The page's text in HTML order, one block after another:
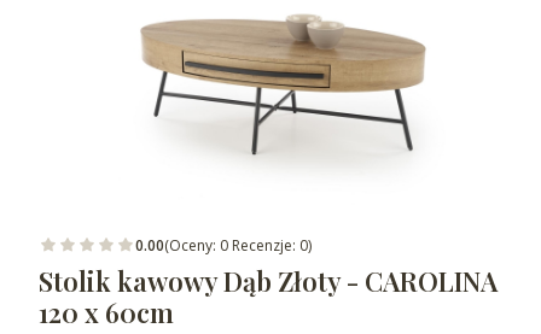
0.00(Oceny: 0 Recenzje: 0)
Stolik kawowy Dąb Złoty - CAROLINA
120 x 60cm